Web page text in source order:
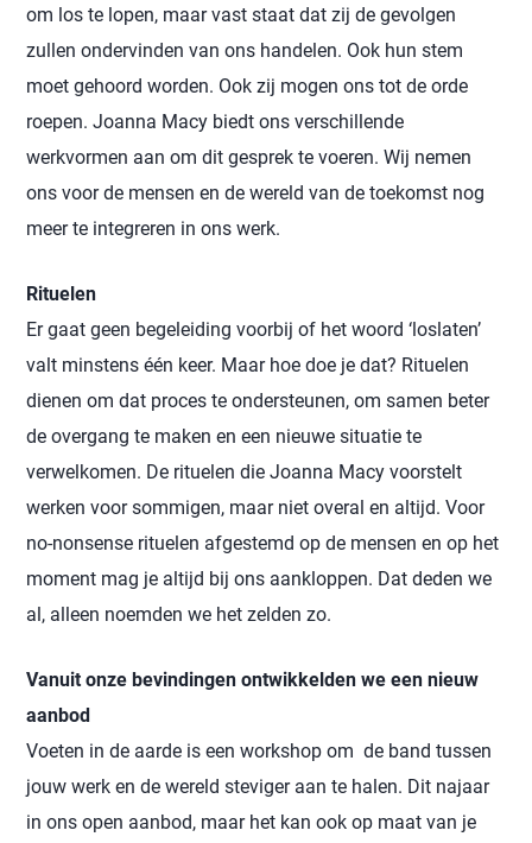
om los te lopen, maar vast staat dat zij de gevolgen
zullen ondervinden van ons handelen. Ook hun stem
moet gehoord worden. Ook zij mogen ons tot de orde
roepen. Joanna Macy biedt ons verschillende
werkvormen aan om dit gesprek te voeren. Wij nemen
ons voor de mensen en de wereld van de toekomst nog
meer te integreren in ons werk.
Rituelen
Er gaat geen begeleiding voorbij of het woord ‘loslaten’
valt minstens één keer. Maar hoe doe je dat? Rituelen
dienen om dat proces te ondersteunen, om samen beter
de overgang te maken en een nieuwe situatie te
verwelkomen. De rituelen die Joanna Macy voorstelt
werken voor sommigen, maar niet overal en altijd. Voor
no-nonsense rituelen afgestemd op de mensen en op het
moment mag je altijd bij ons aankloppen. Dat deden we
al, alleen noemden we het zelden zo.
Vanuit onze bevindingen ontwikkelden we een nieuw
aanbod
Voeten in de aarde is een workshop om de band tussen
jouw werk en de wereld steviger aan te halen. Dit najaar
in ons open aanbod, maar het kan ook op maat van je